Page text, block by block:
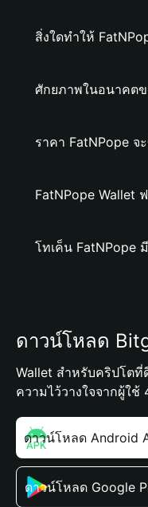
สิ่งใดทำให้
ศักยภาพในอนาคตข
ราคา FatNPope จ
FatNPope Wallet
โทเค็น FatNPope
ดาวน์โหลด
Wallet สำหรับคริปโต
ความไว้วางใจจากผู้ใ
ดาวน์โหลด Android
ดาวน์โหลด Google